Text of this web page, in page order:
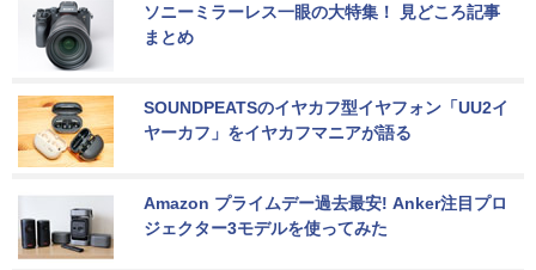
ソニーミラーレス一眼の大特集！ 見どころ記事
まとめ
SOUNDPEATSのイヤカフ型イヤフォン「UU2イ
ヤーカフ」をイヤカフマニアが語る
Amazon プライムデー過去最安! Anker注目プロ
ジェクター3モデルを使ってみた